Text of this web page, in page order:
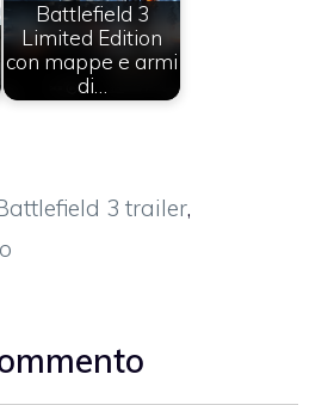
Battlefield 3
Limited Edition
con mappe e armi
di…
3 trailer,